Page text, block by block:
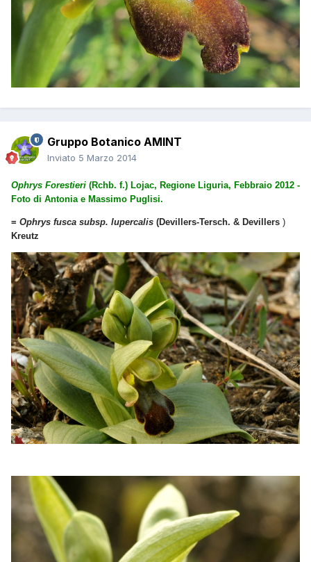
Gruppo Botanico AMINT
Inviato 5 Marzo 2014
Ophrys Forestieri (Rchb. f.) Lojac, Regione Liguria, Febbraio 2012 -
Foto di Antonia e Massimo Puglisi.
= Ophrys fusca subsp. lupercalis (Devillers-Tersch. & Devillers )
Kreutz